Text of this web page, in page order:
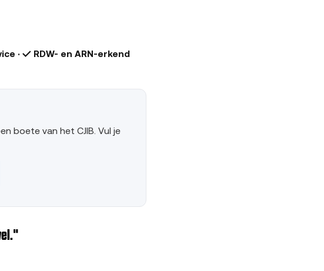
· ✓ RDW- en ARN-erkend
boete van het CJIB. Vul je